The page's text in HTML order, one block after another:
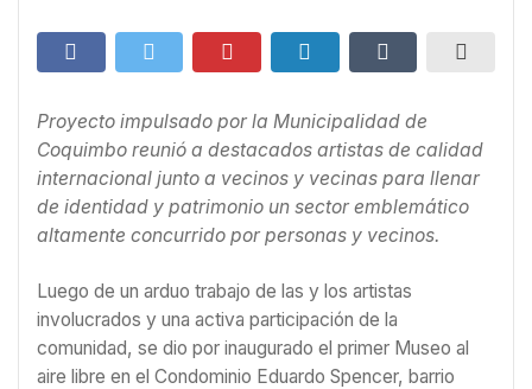
Proyecto impulsado por la Municipalidad de
Coquimbo reunió a destacados artistas de calidad
internacional junto a vecinos y vecinas para llenar
de identidad y patrimonio un sector emblemático
altamente concurrido por personas y vecinos.
Luego de un arduo trabajo de las y los artistas
involucrados y una activa participación de la
comunidad, se dio por inaugurado el primer Museo al
aire libre en el Condominio Eduardo Spencer, barrio